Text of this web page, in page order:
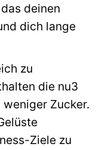
deinen
dich lange
zu
die nu3
Zucker.
Ziele zu